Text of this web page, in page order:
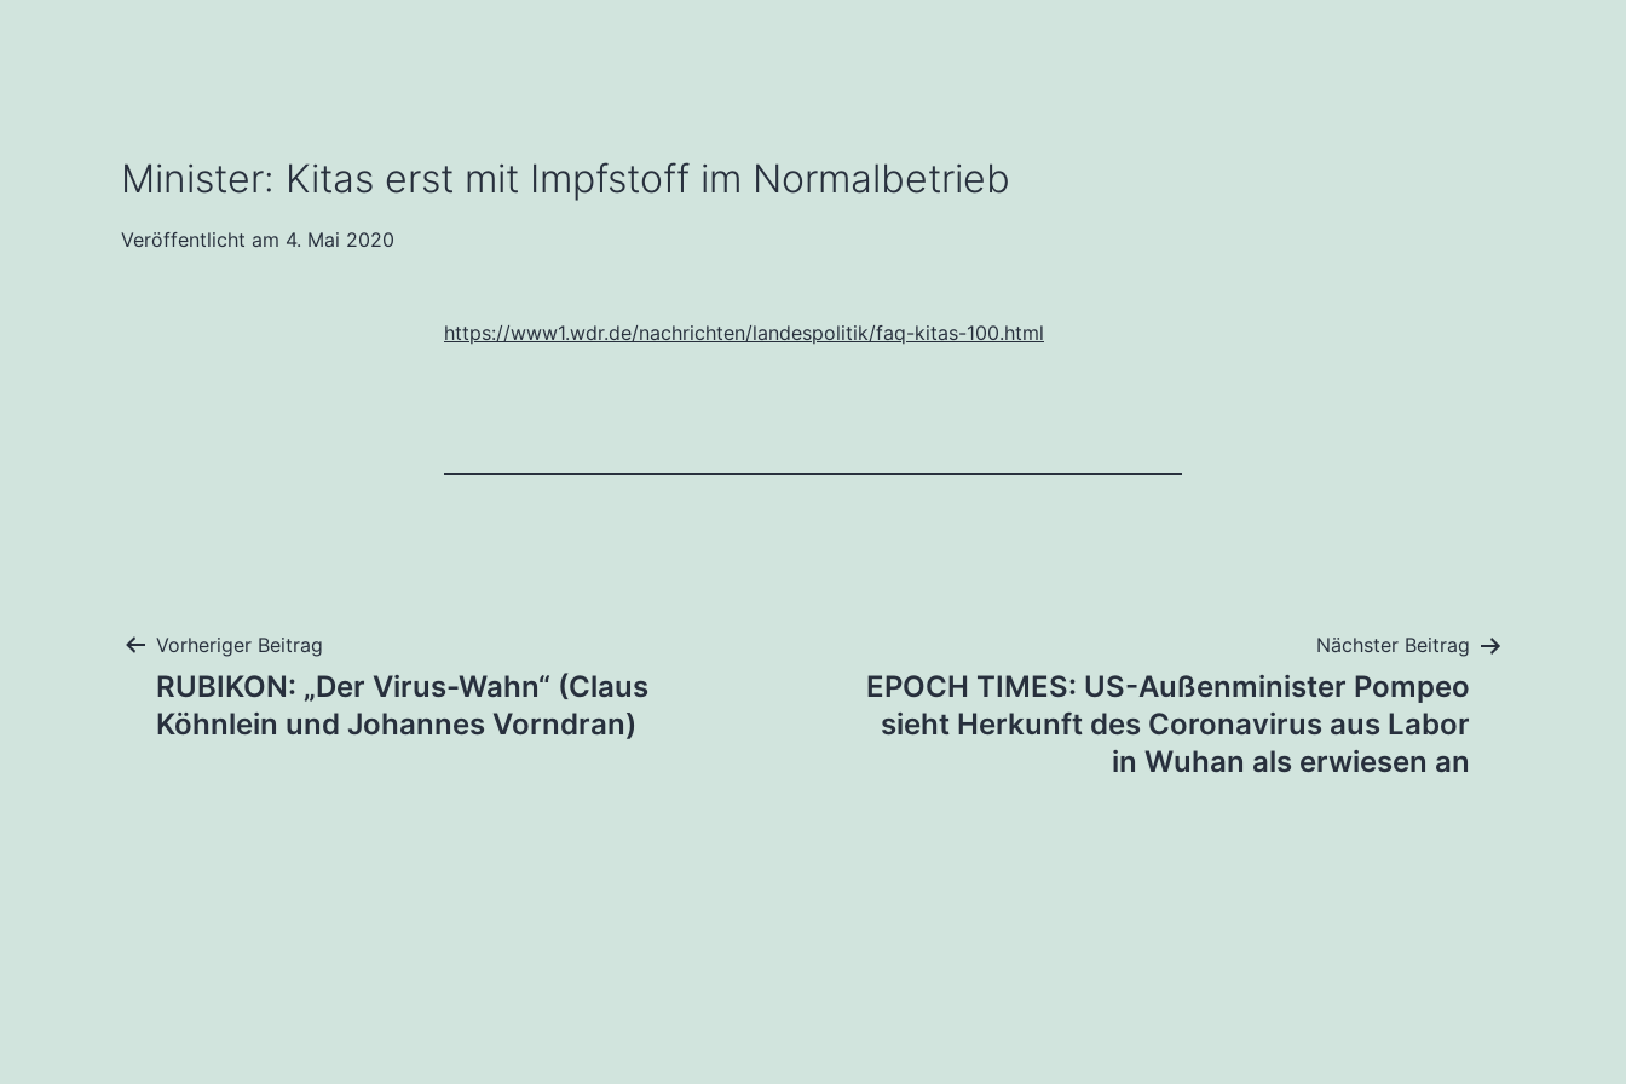
Minister: Kitas erst mit Impfstoff im Normalbetrieb
Veröffentlicht am 4. Mai 2020
https://www1.wdr.de/nachrichten/landespolitik/faq-kitas-100.html
Beitragsnavigation
Vorheriger Beitrag
RUBIKON: „Der Virus-Wahn“ (Claus
Köhnlein und Johannes Vorndran)
Nächster Beitrag
EPOCH TIMES: US-Außenminister Pompeo
sieht Herkunft des Coronavirus aus Labor
in Wuhan als erwiesen an